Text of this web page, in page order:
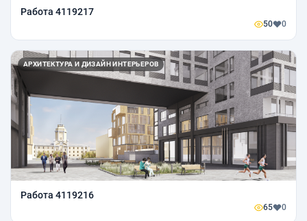
Работа 4119217
50 0
АРХИТЕКТУРА И ДИЗАЙН ИНТЕРЬЕРОВ
Работа 4119216
65 0